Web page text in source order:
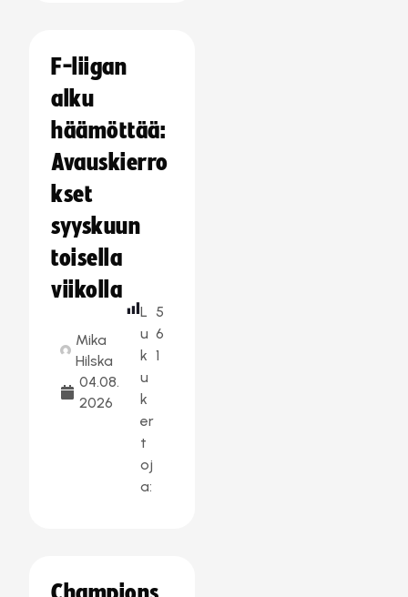
F-liigan
alku
häämöttää:
Avauskierro
kset
syyskuun
toisella
viikolla
Mika
Hilska
04.08.
2026
L
u
k
u
k
er
t
oj
a:
5
6
1